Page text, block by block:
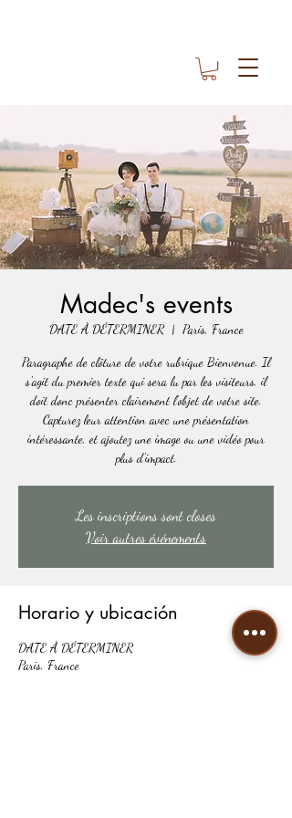
Madec's events
DATE À DÉTERMINER
  |
Paris, France
Paragraphe de clôture de votre rubrique Bienvenue. Il
s'agit du premier texte qui sera lu par les visiteurs, il
doit donc présenter clairement l'objet de votre site.
Capturez leur attention avec une présentation
intéressante, et ajoutez une image ou une vidéo pour
plus d'impact.
Les inscriptions sont closes
Voir autres événements
Horario y ubicación
DATE À DÉTERMINER
Paris, France